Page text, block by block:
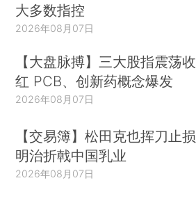
大多数指控
2026年08月07日
【大盘脉搏】三大股指震荡收
红 PCB、创新药概念爆发
2026年08月07日
【交易簿】松田克也挥刀止损
明治折戟中国乳业
2026年08月07日